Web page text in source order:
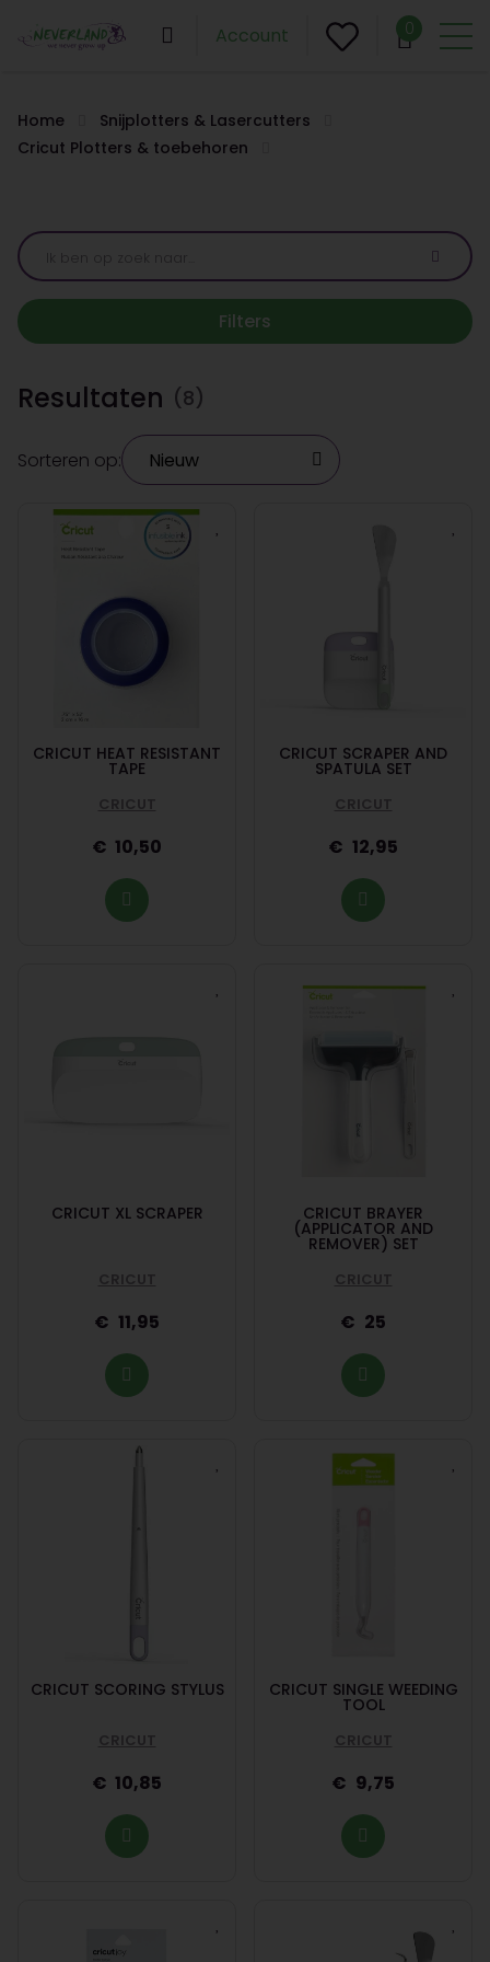
Account 0
Home
Snijplotters & Lasercutters
Cricut Plotters & toebehoren
Filters
Resultaten (8)
Sorteren op:
CRICUT HEAT RESISTANT
TAPE
CRICUT
10,50
CRICUT SCRAPER AND
SPATULA SET
CRICUT
12,95
CRICUT XL SCRAPER
CRICUT
11,95
CRICUT BRAYER
(APPLICATOR AND
REMOVER) SET
CRICUT
25
CRICUT SCORING STYLUS
CRICUT
10,85
CRICUT SINGLE WEEDING
TOOL
CRICUT
9,75